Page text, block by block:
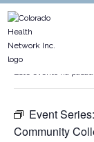
« Todos los
Este evento ha
Event Series:
Community